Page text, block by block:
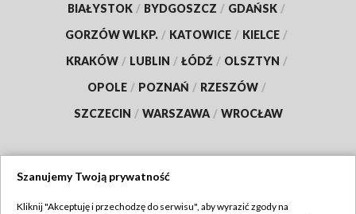
BIAŁYSTOK / BYDGOSZCZ / GDAŃSK /
GORZÓW WLKP. / KATOWICE / KIELCE /
KRAKÓW / LUBLIN / ŁÓDŹ / OLSZTYN /
OPOLE / POZNAŃ / RZESZÓW /
SZCZECIN / WARSZAWA / WROCŁAW
Szanujemy Twoją prywatność
Kliknij "Akceptuję i przechodzę do serwisu", aby wyrazić zgody na